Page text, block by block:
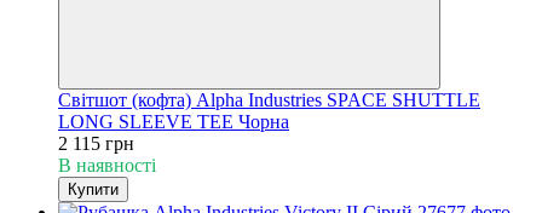
Світшот (кофта) Alpha Industries SPACE SHUTTLE
LONG SLEEVE TEE Чорна
2 115 грн
В наявності
Купити